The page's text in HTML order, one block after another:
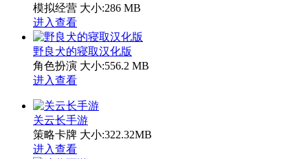
模拟经营 大小:286 MB
进入查看
野良犬的寝取汉化版
角色扮演 大小:556.2 MB
进入查看
关云长手游
策略卡牌 大小:322.32MB
进入查看